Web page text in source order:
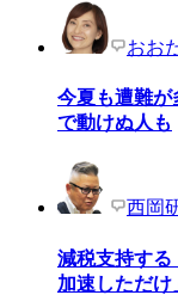
おお
今夏も遭難が
で動けぬ人も
西岡
減税支持する
加速しただけ